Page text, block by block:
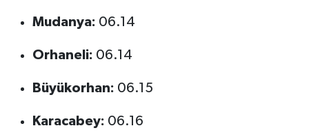
Mudanya: 06.14
Orhaneli: 06.14
Büyükorhan: 06.15
Karacabey: 06.16